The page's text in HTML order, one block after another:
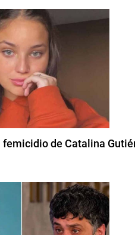
femicidio de Catalina